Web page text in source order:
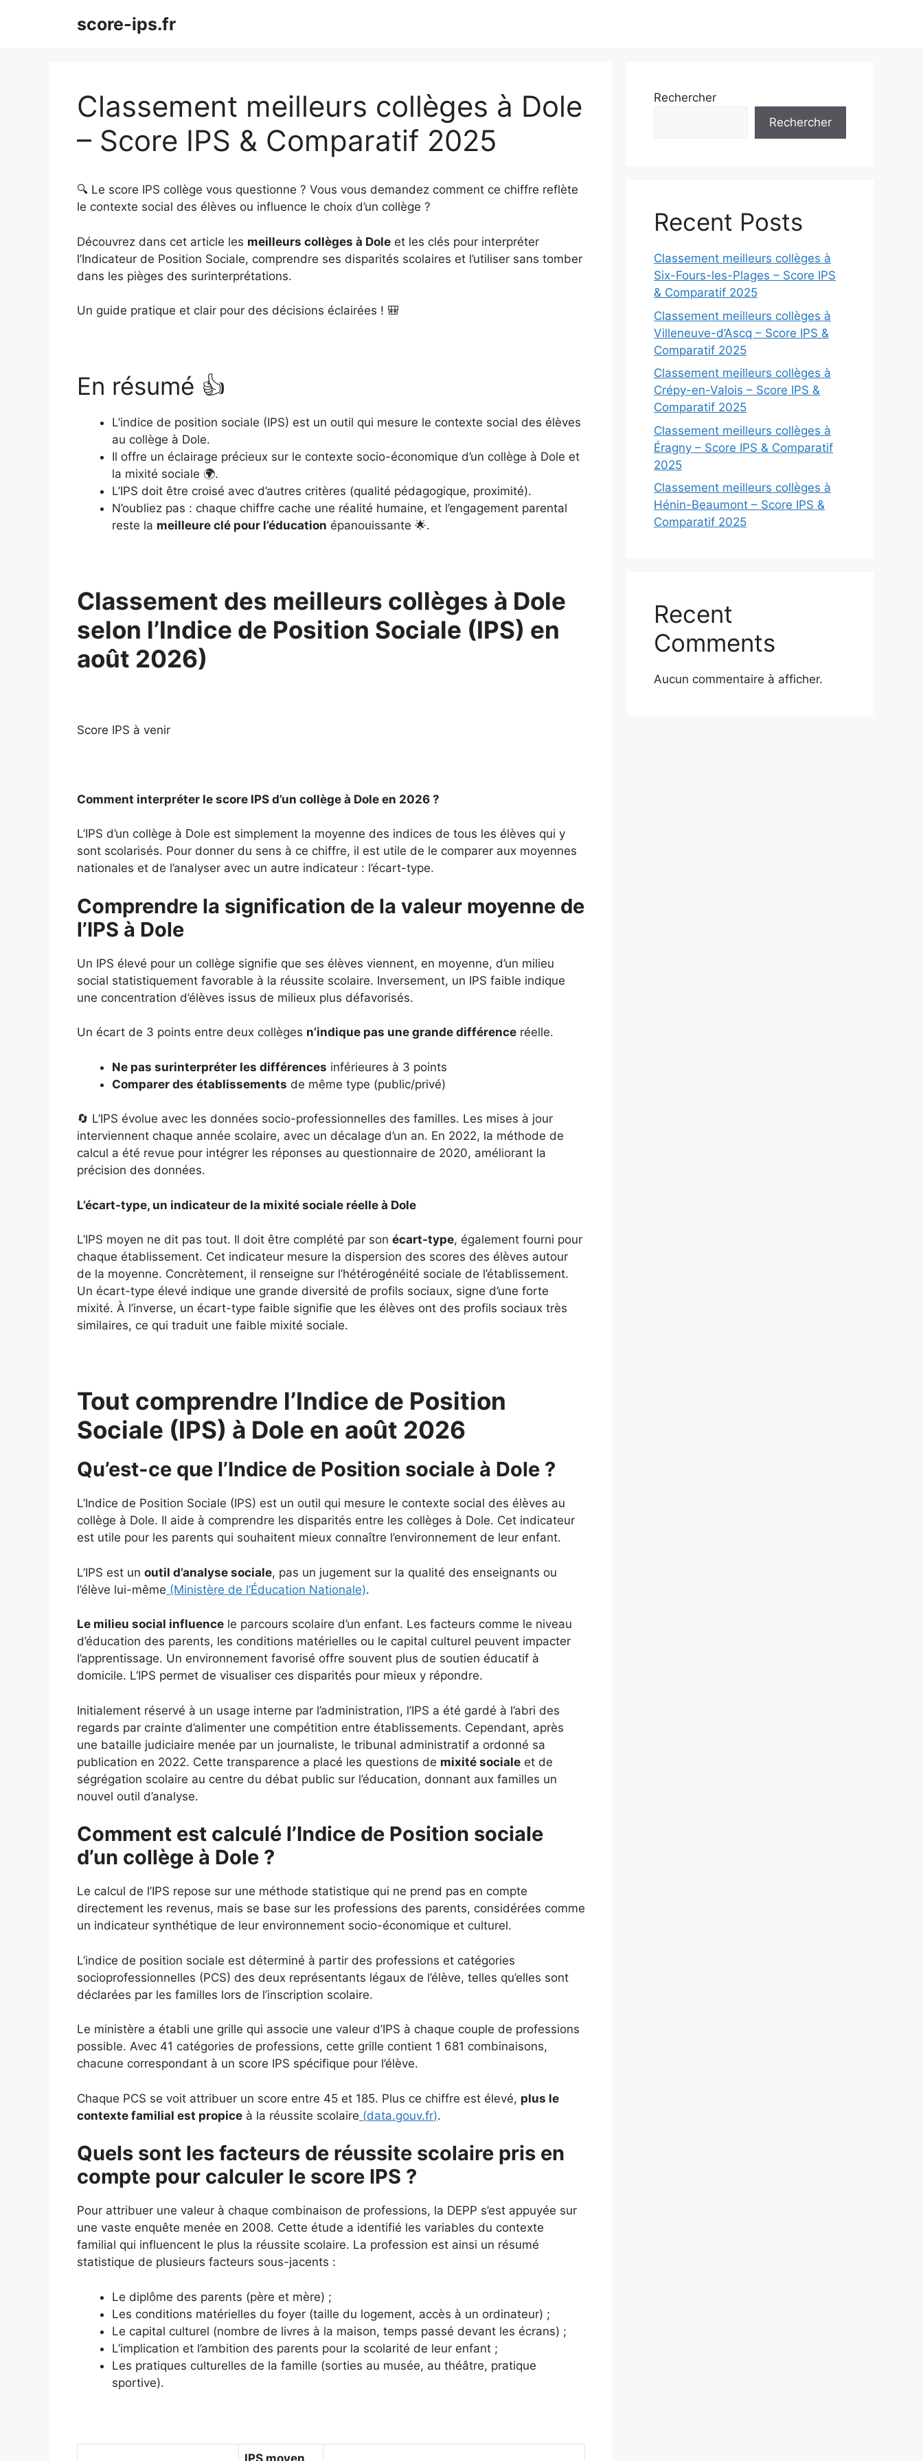
score-ips.fr
Classement meilleurs collèges à Dole
– Score IPS & Comparatif 2025
🔍 Le score IPS collège vous questionne ? Vous vous demandez comment ce chiffre reflète
le contexte social des élèves ou influence le choix d’un collège ?
Découvrez dans cet article les meilleurs collèges à Dole et les clés pour interpréter
l’Indicateur de Position Sociale, comprendre ses disparités scolaires et l’utiliser sans tomber
dans les pièges des surinterprétations.
Un guide pratique et clair pour des décisions éclairées ! 🎒
En résumé 👍
L’indice de position sociale (IPS) est un outil qui mesure le contexte social des élèves
au collège à Dole.
Il offre un éclairage précieux sur le contexte socio-économique d’un collège à Dole et
la mixité sociale 🌍.
L’IPS doit être croisé avec d’autres critères (qualité pédagogique, proximité).
N’oubliez pas : chaque chiffre cache une réalité humaine, et l’engagement parental
reste la meilleure clé pour l’éducation épanouissante 🌟.
Classement des meilleurs collèges à Dole
selon l’Indice de Position Sociale (IPS) en
août 2026)
Score IPS à venir
Comment interpréter le score IPS d’un collège à Dole en 2026 ?
L’IPS d’un collège à Dole est simplement la moyenne des indices de tous les élèves qui y
sont scolarisés. Pour donner du sens à ce chiffre, il est utile de le comparer aux moyennes
nationales et de l’analyser avec un autre indicateur : l’écart-type.
Comprendre la signification de la valeur moyenne de
l’IPS à Dole
Un IPS élevé pour un collège signifie que ses élèves viennent, en moyenne, d’un milieu
social statistiquement favorable à la réussite scolaire. Inversement, un IPS faible indique
une concentration d’élèves issus de milieux plus défavorisés.
Un écart de 3 points entre deux collèges n’indique pas une grande différence réelle.
Ne pas surinterpréter les différences inférieures à 3 points
Comparer des établissements de même type (public/privé)
🔄 L’IPS évolue avec les données socio-professionnelles des familles. Les mises à jour
interviennent chaque année scolaire, avec un décalage d’un an. En 2022, la méthode de
calcul a été revue pour intégrer les réponses au questionnaire de 2020, améliorant la
précision des données.
L’écart-type, un indicateur de la mixité sociale réelle à Dole
L’IPS moyen ne dit pas tout. Il doit être complété par son écart-type, également fourni pour
chaque établissement. Cet indicateur mesure la dispersion des scores des élèves autour
de la moyenne. Concrètement, il renseigne sur l’hétérogénéité sociale de l’établissement.
Un écart-type élevé indique une grande diversité de profils sociaux, signe d’une forte
mixité. À l’inverse, un écart-type faible signifie que les élèves ont des profils sociaux très
similaires, ce qui traduit une faible mixité sociale.
Tout comprendre l’Indice de Position
Sociale (IPS) à Dole en août 2026
Qu’est-ce que l’Indice de Position sociale à Dole ?
L’Indice de Position Sociale (IPS) est un outil qui mesure le contexte social des élèves au
collège à Dole. Il aide à comprendre les disparités entre les collèges à Dole. Cet indicateur
est utile pour les parents qui souhaitent mieux connaître l’environnement de leur enfant.
L’IPS est un outil d’analyse sociale, pas un jugement sur la qualité des enseignants ou
l’élève lui-même (Ministère de l’Éducation Nationale).
Le milieu social influence le parcours scolaire d’un enfant. Les facteurs comme le niveau
d’éducation des parents, les conditions matérielles ou le capital culturel peuvent impacter
l’apprentissage. Un environnement favorisé offre souvent plus de soutien éducatif à
domicile. L’IPS permet de visualiser ces disparités pour mieux y répondre.
Initialement réservé à un usage interne par l’administration, l’IPS a été gardé à l’abri des
regards par crainte d’alimenter une compétition entre établissements. Cependant, après
une bataille judiciaire menée par un journaliste, le tribunal administratif a ordonné sa
publication en 2022. Cette transparence a placé les questions de mixité sociale et de
ségrégation scolaire au centre du débat public sur l’éducation, donnant aux familles un
nouvel outil d’analyse.
Comment est calculé l’Indice de Position sociale
d’un collège à Dole ?
Le calcul de l’IPS repose sur une méthode statistique qui ne prend pas en compte
directement les revenus, mais se base sur les professions des parents, considérées comme
un indicateur synthétique de leur environnement socio-économique et culturel.
L’indice de position sociale est déterminé à partir des professions et catégories
socioprofessionnelles (PCS) des deux représentants légaux de l’élève, telles qu’elles sont
déclarées par les familles lors de l’inscription scolaire.
Le ministère a établi une grille qui associe une valeur d’IPS à chaque couple de professions
possible. Avec 41 catégories de professions, cette grille contient 1 681 combinaisons,
chacune correspondant à un score IPS spécifique pour l’élève.
Chaque PCS se voit attribuer un score entre 45 et 185. Plus ce chiffre est élevé, plus le
contexte familial est propice à la réussite scolaire (data.gouv.fr).
Quels sont les facteurs de réussite scolaire pris en
compte pour calculer le score IPS ?
Pour attribuer une valeur à chaque combinaison de professions, la DEPP s’est appuyée sur
une vaste enquête menée en 2008. Cette étude a identifié les variables du contexte
familial qui influencent le plus la réussite scolaire. La profession est ainsi un résumé
statistique de plusieurs facteurs sous-jacents :
Le diplôme des parents (père et mère) ;
Les conditions matérielles du foyer (taille du logement, accès à un ordinateur) ;
Le capital culturel (nombre de livres à la maison, temps passé devant les écrans) ;
L’implication et l’ambition des parents pour la scolarité de leur enfant ;
Les pratiques culturelles de la famille (sorties au musée, au théâtre, pratique
sportive).
IPS moyen
Rechercher
Rechercher
Recent Posts
Classement meilleurs collèges à
Six-Fours-les-Plages – Score IPS
& Comparatif 2025
Classement meilleurs collèges à
Villeneuve-d’Ascq – Score IPS &
Comparatif 2025
Classement meilleurs collèges à
Crépy-en-Valois – Score IPS &
Comparatif 2025
Classement meilleurs collèges à
Éragny – Score IPS & Comparatif
2025
Classement meilleurs collèges à
Hénin-Beaumont – Score IPS &
Comparatif 2025
Recent
Comments
Aucun commentaire à afficher.